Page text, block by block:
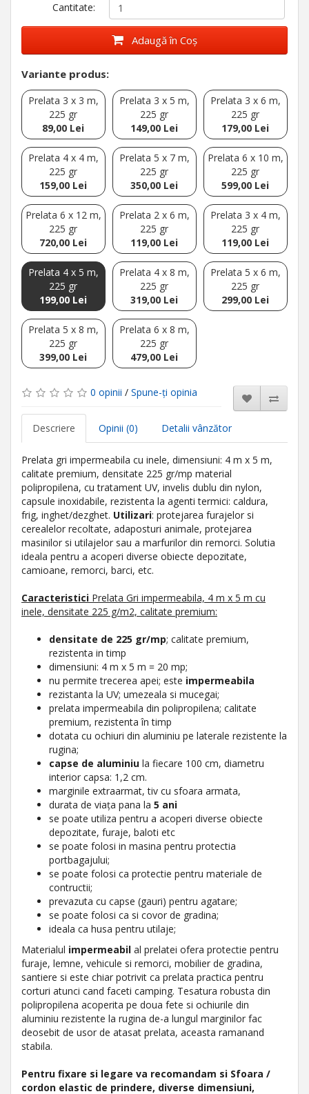
Cantitate:
Adaugă în Coş
Variante produs:
Prelata 3 x 3 m,
225 gr
89,00 Lei
Prelata 3 x 5 m,
225 gr
149,00 Lei
Prelata 3 x 6 m,
225 gr
179,00 Lei
Prelata 4 x 4 m,
225 gr
159,00 Lei
Prelata 5 x 7 m,
225 gr
350,00 Lei
Prelata 6 x 10 m,
225 gr
599,00 Lei
Prelata 6 x 12 m,
225 gr
720,00 Lei
Prelata 2 x 6 m,
225 gr
119,00 Lei
Prelata 3 x 4 m,
225 gr
119,00 Lei
Prelata 4 x 5 m,
225 gr
199,00 Lei
Prelata 4 x 8 m,
225 gr
319,00 Lei
Prelata 5 x 6 m,
225 gr
299,00 Lei
Prelata 5 x 8 m,
225 gr
399,00 Lei
Prelata 6 x 8 m,
225 gr
479,00 Lei
0 opinii / Spune-ţi opinia
Descriere Opinii (0) Detalii vânzător
Prelata gri impermeabila cu inele, dimensiuni: 4 m x 5 m,
calitate premium, densitate 225 gr/mp material
polipropilena, cu tratament UV, invelis dublu din nylon,
capsule inoxidabile, rezistenta la agenti termici: caldura,
frig, inghet/dezghet. Utilizari: protejarea furajelor si
cerealelor recoltate, adaposturi animale, protejarea
masinilor si utilajelor sau a marfurilor din remorci. Solutia
ideala pentru a acoperi diverse obiecte depozitate,
camioane, remorci, barci, etc.
Caracteristici Prelata Gri impermeabila, 4 m x 5 m cu
inele, densitate 225 g/m2, calitate premium:
densitate de 225 gr/mp; calitate premium,
rezistenta in timp
dimensiuni: 4 m x 5 m = 20 mp;
nu permite trecerea apei; este impermeabila
rezistanta la UV; umezeala si mucegai;
prelata impermeabila din polipropilena; calitate
premium, rezistenta în timp
dotata cu ochiuri din aluminiu pe laterale rezistente la
rugina;
capse de aluminiu la fiecare 100 cm, diametru
interior capsa: 1,2 cm.
marginile extraarmat, tiv cu sfoara armata,
durata de viața pana la 5 ani
se poate utiliza pentru a acoperi diverse obiecte
depozitate, furaje, baloti etc
se poate folosi in masina pentru protectia
portbagajului;
se poate folosi ca protectie pentru materiale de
contructii;
prevazuta cu capse (gauri) pentru agatare;
se poate folosi ca si covor de gradina;
ideala ca husa pentru utilaje;
Materialul impermeabil al prelatei ofera protectie pentru
furaje, lemne, vehicule si remorci, mobilier de gradina,
santiere si este chiar potrivit ca prelata practica pentru
corturi atunci cand faceti camping. Tesatura robusta din
polipropilena acoperita pe doua fete si ochiurile din
aluminiu rezistente la rugina de-a lungul marginilor fac
deosebit de usor de atasat prelata, aceasta ramanand
stabila.
Pentru fixare si legare va recomandam si Sfoara /
cordon elastic de prindere, diverse dimensiuni,